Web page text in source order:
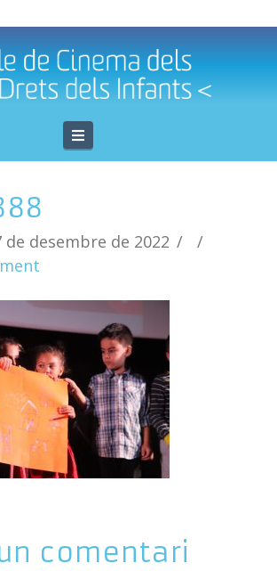
Navigation
de desembre de 2022
comentari